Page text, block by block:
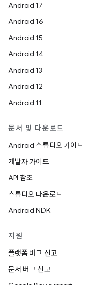
Android 17
Android 16
Android 15
Android 14
Android 13
Android 12
Android 11
문서 및 다운로드
Android 스튜디오 가이드
개발자 가이드
API 참조
스튜디오 다운로드
Android NDK
지원
플랫폼 버그 신고
문서 버그 신고